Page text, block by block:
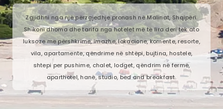
Zgjidhni nga një përzgjedhje pronash në Malinat, Shqipëri.
Shikoni dhoma dhe tarifa nga hotelet më të lira deri tek ato
luksoze me përshkrime, imazhe, lokacione, komente, resorte,
vila, apartamente, qëndrime në shtëpi, bujtina, hostele,
shtepi per pushime, chalet, lodget, qëndrim në fermë,
aparthotel, hanë, studio, bed and breakfast.